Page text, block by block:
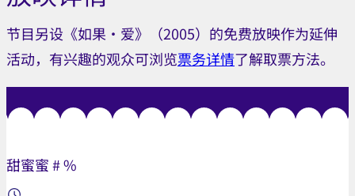
节目另设《如果‧爱》（2005）的免费放映作为延伸
活动，有兴趣的观众可浏览票务详情了解取票方法。
甜蜜蜜 # %